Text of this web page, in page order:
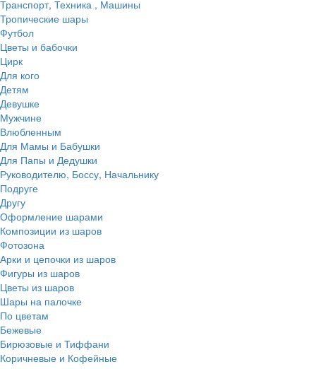
Транспорт, Техника , Машины
Тропические шары
Футбол
Цветы и бабочки
Цирк
Для кого
Детям
Девушке
Мужчине
Влюбленным
Для Мамы и Бабушки
Для Папы и Дедушки
Руководителю, Боссу, Начальнику
Подруге
Другу
Оформление шарами
Композиции из шаров
Фотозона
Арки и цепочки из шаров
Фигуры из шаров
Цветы из шаров
Шары на палочке
По цветам
Бежевые
Бирюзовые и Тиффани
Коричневые и Кофейные